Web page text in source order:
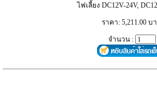
ไฟเลี้ยง DC12V-24V,
ราคา: 5,211.00 บ
จำนวน :